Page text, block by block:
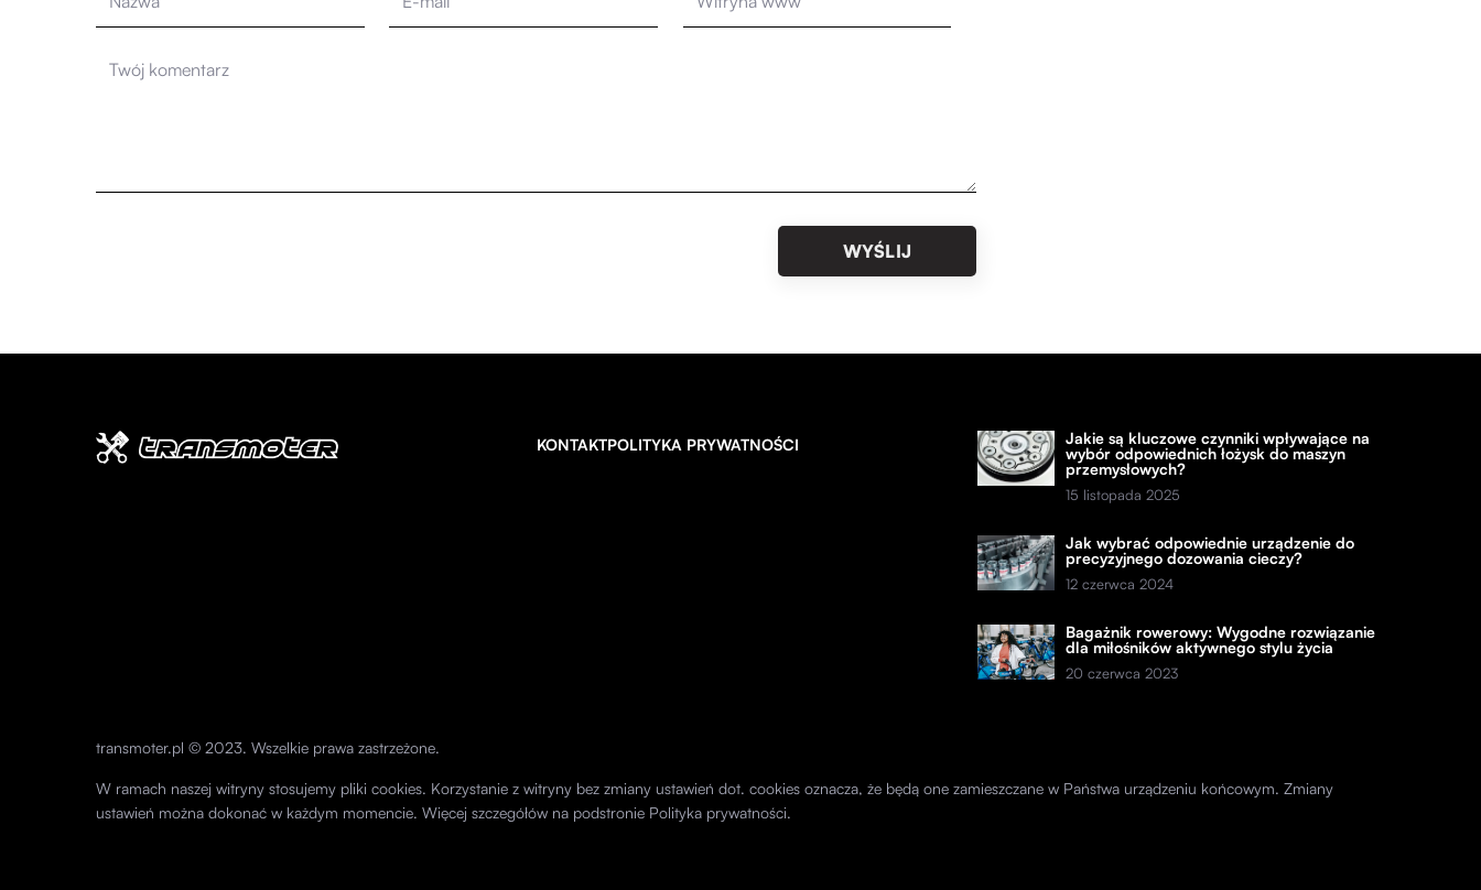
KONTAKTPOLITYKA PRYWATNOŚCI
Jakie są kluczowe czynniki wpływające na
wybór odpowiednich łożysk do maszyn
przemysłowych?
15 listopada 2025
Jak wybrać odpowiednie urządzenie do
precyzyjnego dozowania cieczy?
12 czerwca 2024
Bagażnik rowerowy: Wygodne rozwiązanie
dla miłośników aktywnego stylu życia
20 czerwca 2023
transmoter.pl © 2023. Wszelkie prawa zastrzeżone.
W ramach naszej witryny stosujemy pliki cookies. Korzystanie z witryny bez zmiany ustawień dot. cookies oznacza, że będą one zamieszczane w Państwa urządzeniu końcowym. Zmiany
ustawień można dokonać w każdym momencie. Więcej szczegółów na podstronie Polityka prywatności.